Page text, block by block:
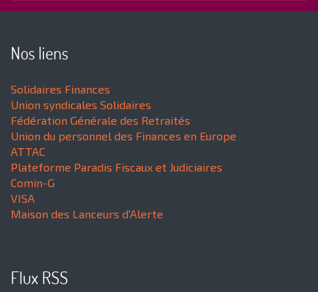
Nos liens
Solidaires Finances
Union syndicales Solidaires
Fédération Générale des Retraités
Union du personnel des Finances en Europe
ATTAC
Plateforme Paradis Fiscaux et Judiciaires
Comin-G
VISA
Maison des Lanceurs d'Alerte
Flux RSS